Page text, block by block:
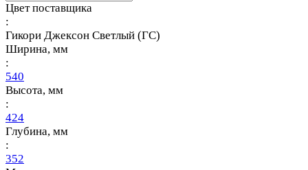
Цвет поставщика
:
Гикори Джексон Светлый (ГС)
Ширина, мм
:
540
Высота, мм
:
424
Глубина, мм
:
352